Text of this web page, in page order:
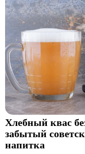
Хлебный квас
забытый
напитка